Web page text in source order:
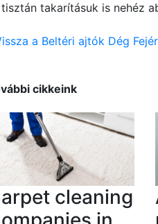
takarításuk is nehéz
a Beltéri ajtók Dég
cikkeink
cleaning